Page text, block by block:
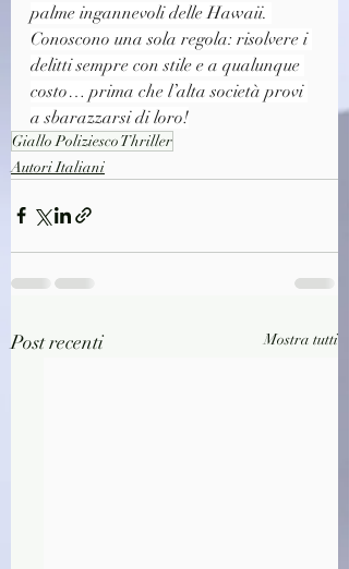
palme ingannevoli delle Hawaii.
Conoscono una sola regola: risolvere i
delitti sempre con stile e a qualunque
costo… prima che l’alta società provi
a sbarazzarsi di loro!
Giallo Poliziesco Thriller
Autori Italiani
Post recenti Mostra tutti